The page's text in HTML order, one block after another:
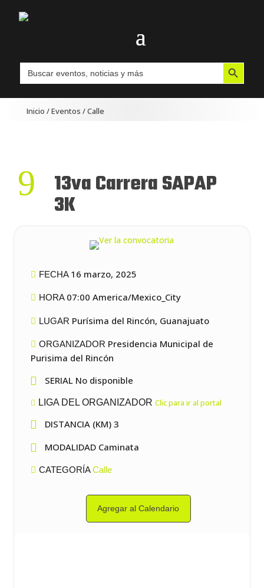
Buscar: Botón de búsqueda
Inicio /Eventos /Calle
9 13va Carrera SAPAP
3K
FECHA 16 marzo, 2025
HORA 07:00 America/Mexico_City
LUGAR Purísima del Rincón, Guanajuato
ORGANIZADOR Presidencia Municipal de
Purisima del Rincón
 SERIAL No disponible
LIGA DEL ORGANIZADOR Clic para ir al portal
 DISTANCIA (KM) 3
 MODALIDAD Caminata
CATEGORÍACalle
Agregar al Calendario